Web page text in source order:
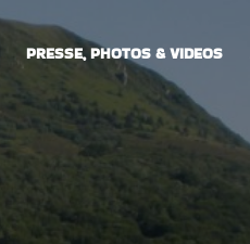
PRESSE, PHOTOS & VIDEOS